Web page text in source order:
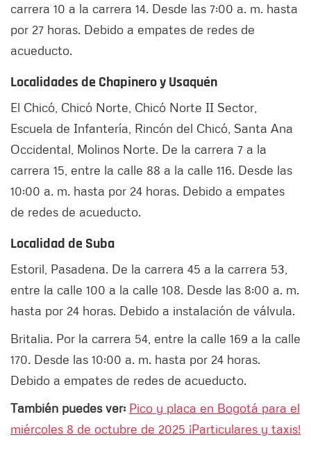
carrera 10 a la carrera 14. Desde las 7:00 a. m. hasta
por 27 horas. Debido a empates de redes de
acueducto.
Localidades de Chapinero y Usaquén
El Chicó, Chicó Norte, Chicó Norte II Sector,
Escuela de Infantería, Rincón del Chicó, Santa Ana
Occidental, Molinos Norte. De la carrera 7 a la
carrera 15, entre la calle 88 a la calle 116. Desde las
10:00 a. m. hasta por 24 horas. Debido a empates
de redes de acueducto.
Localidad de Suba
Estoril, Pasadena. De la carrera 45 a la carrera 53,
entre la calle 100 a la calle 108. Desde las 8:00 a. m.
hasta por 24 horas. Debido a instalación de válvula.
Britalia. Por la carrera 54, entre la calle 169 a la calle
170. Desde las 10:00 a. m. hasta por 24 horas.
Debido a empates de redes de acueducto.
También puedes ver: Pico y placa en Bogotá para el
miércoles 8 de octubre de 2025 ¡Particulares y taxis!